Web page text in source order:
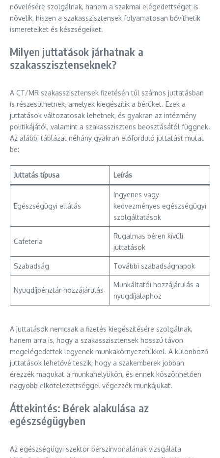
növelésére szolgálnak, hanem a szakmai elégedettséget is
növelik, hiszen a szakasszisztensek folyamatosan bővíthetik
ismereteiket és készségeiket.
Milyen juttatások járhatnak a
szakasszisztenseknek?
A CT/MR szakasszisztensek fizetésén túl számos juttatásban
is részesülhetnek, amelyek kiegészítik a bérüket. Ezek a
juttatások változatosak lehetnek, és gyakran az intézmény
politikájától, valamint a szakasszisztens beosztásától függnek.
Az alábbi táblázat néhány gyakran előforduló juttatást mutat
be:
Juttatás típusa Leírás
Egészségügyi ellátás
Ingyenes vagy
kedvezményes egészségügyi
szolgáltatások
Cafeteria
Rugalmas béren kívüli
juttatások
Szabadság További szabadságnapok
Nyugdíjpénztár hozzájárulás
Munkáltatói hozzájárulás a
nyugdíjalaphoz
A juttatások nemcsak a fizetés kiegészítésére szolgálnak,
hanem arra is, hogy a szakasszisztensek hosszú távon
megelégedettek legyenek munkakörnyezetükkel. A különböző
juttatások lehetővé teszik, hogy a szakemberek jobban
érezzék magukat a munkahelyükön, és ennek köszönhetően
nagyobb elkötelezettséggel végezzék munkájukat.
Áttekintés: Bérek alakulása az
egészségügyben
Az egészségügyi szektor bérszínvonalának vizsgálata